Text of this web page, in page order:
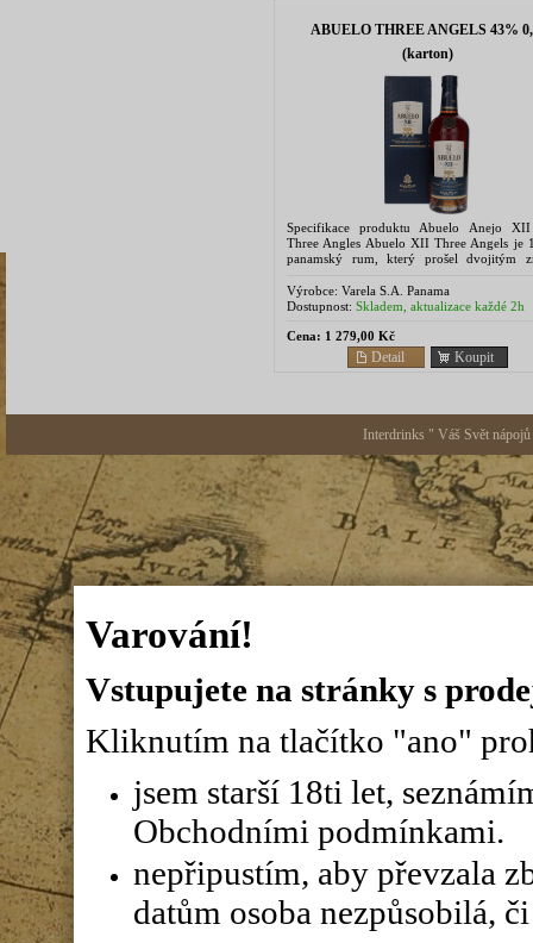
ABUELO THREE ANGELS 43%
(karton)
Specifikace produktu Abuelo Anejo
Three Angles Abuelo XII Three Angels je
panamský rum, který prošel dvojitým
Abuelo Anejo XII Anos...
Výrobce: Varela S.A. Panama
Dostupnost: Skladem, aktualizace každé 2h
Cena: 1 279,00 Kč
Koupit
Detail
Interdrinks " Váš Svět
Varování!
Vstupujete na stránky s
Kliknutím na tlačítko "ano"
jsem starší 18ti let,
Obchodními podmínkami.
nepřipustím, aby převzala
datům osoba nezpůsobilá,